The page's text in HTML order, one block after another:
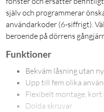
själv och programmerar
användarkoder (6-siffrigt).
beroende på dörrens
Funktioner
Bekväm låsning utan
Upp till fem olika
Flexibelt montage,
Dolda skruvar